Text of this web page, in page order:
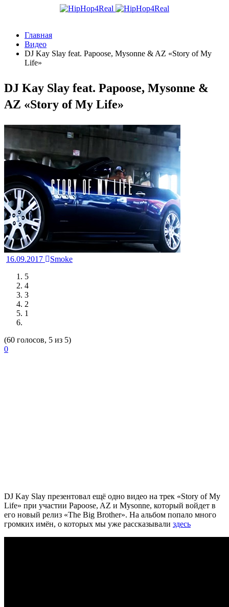
Главная
Видео
DJ Kay Slay feat. Papoose, Mysonne & AZ «Story of My
Life»
DJ Kay Slay feat. Papoose, Mysonne &
AZ «Story of My Life»
16.09.2017
Smoke
5
4
3
2
1
(60 голосов, 5 из 5)
0
DJ Kay Slay презентовал ещё одно видео на трек «Story of My
Life» при участии Papoose, AZ и Mysonne, который войдет в
его новый релиз «The Big Brother». На альбом попало много
громких имён, о которых мы уже рассказывали здесь